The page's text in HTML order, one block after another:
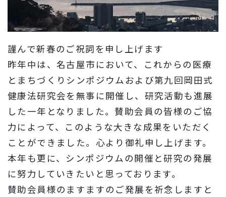
謹んで新春のご祝詞を申し上げます
昨年中は、名古屋市において、これからの医療
とまちづくりシンポジウムおよび第九回岡田式
健康法研究会を無事に開催し、研究活動も進展
した一年となりました。賛助会員の皆様のご協
力によって、このような大きな成果をいただく
ことができました。心より御礼申し上げます。
本年も更に、シンポジウムの開催と研究の発展
に努力していきたいと思っております。
賛助会員様のますますのご発展を祈念しますと